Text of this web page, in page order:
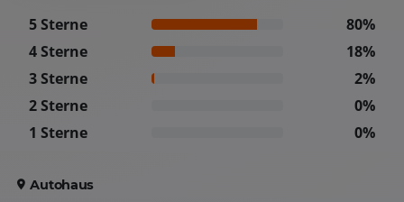
5 Sterne
80%
4 Sterne
18%
3 Sterne
2%
2 Sterne
0%
1 Sterne
0%
Autohaus